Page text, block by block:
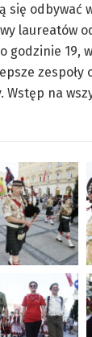
się odbywać
laureatów
godzinie 19,
zespoły
Wstęp na